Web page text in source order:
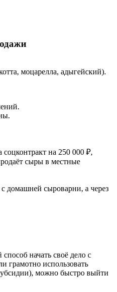
моцарелла, адыгейский).
на 250 000 ₽,
сыры в местные
домашней сыроварни, а через
начать своё дело с
грамотно использовать
можно быстро выйти